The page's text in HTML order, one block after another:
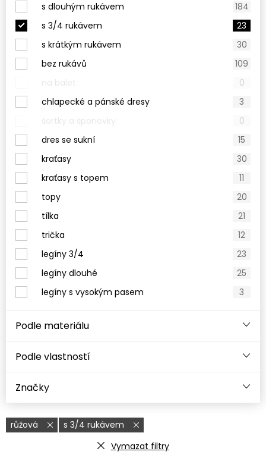
s dlouhým rukávem
184
s 3/4 rukávem
23
s krátkým rukávem
30
bez rukávů
109
na balet
0
chlapecké a pánské dresy
3
šortky a šponovky
0
dres se sukní
15
kraťasy
30
kraťasy s topem
11
topy
20
tílka
21
trička
12
legíny 3/4
23
legíny dlouhé
25
legíny s vysokým pasem
3
Podle materiálu
Podle vlastností
Značky
růžová
s 3/4 rukávem
Vymazat filtry